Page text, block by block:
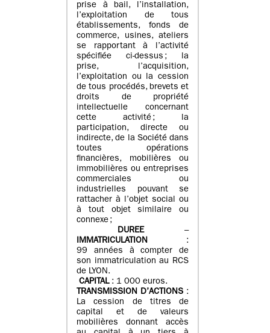
prise à bail, l’installation,
l’exploitation de tous
établissements, fonds de
commerce, usines, ateliers
se rapportant à l’activité
spécifiée ci-dessus ; la
prise, l’acquisition,
l’exploitation ou la cession
de tous procédés, brevets et
droits de propriété
intellectuelle concernant
cette activité ; la
participation, directe ou
indirecte, de la Société dans
toutes opérations
financières, mobilières ou
immobilières ou entreprises
commerciales ou
industrielles pouvant se
rattacher à l’objet social ou
à tout objet similaire ou
connexe ;
DUREE–
IMMATRICULATION :
99 années à compter de
son immatriculation au RCS
de LYON.
CAPITAL: 1 000 euros.
TRANSMISSION D’ACTIONS :
La cession de titres de
capital et de valeurs
mobilières donnant accès